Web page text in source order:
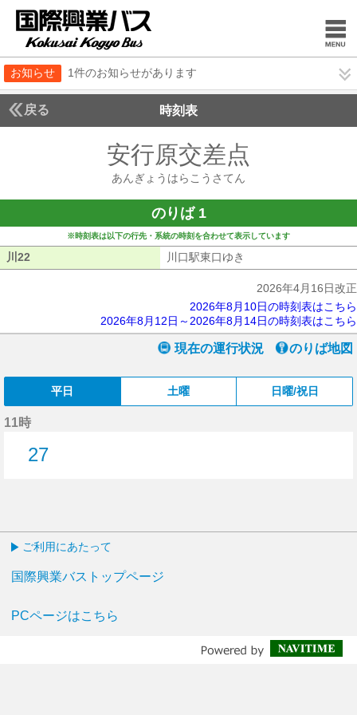
お知らせ 1件のお知らせがあります
戻る 時刻表
安行原交差点
あんぎょうはらこうさてん
のりば 1
※時刻表は以下の行先・系統の時刻を合わせて表示しています
川22 川口駅東口ゆき
2026年4月16日改正
2026年8月10日の時刻表はこちら
2026年8月12日～2026年8月14日の時刻表はこちら
現在の運行状況 のりば地図
平日 土曜 日曜/祝日
11時
27
ご利用にあたって
国際興業バストップページ
PCページはこちら